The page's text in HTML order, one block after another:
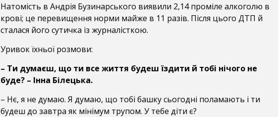
Натомість в Андрія Бузинарського виявили 2,14 проміле алкоголю в
крові; це перевищення норми майже в 11 разів. Після цього ДТП й
сталася його сутичка із журналісткою.
Уривок їхньої розмови:
– Ти думаєш, що ти все життя будеш їздити й тобі нічого не
буде? – Інна Білецька.
– Нє, я не думаю. Я думаю, що тобі башку сьогодні поламають і ти
будеш до завтра як мінімум трупом. У тебе діти є?